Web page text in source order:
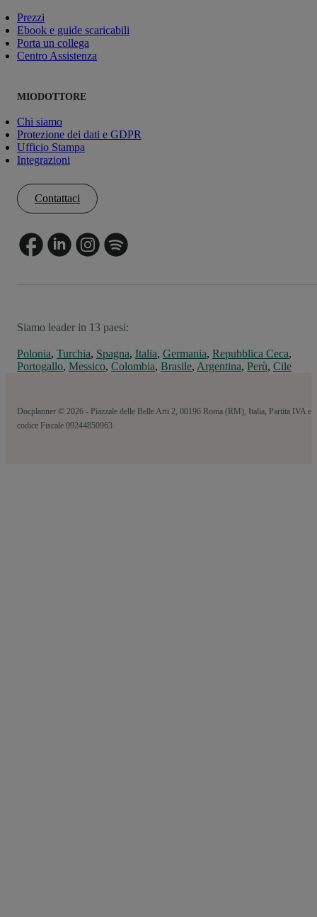
Prezzi
Ebook e guide scaricabili
Porta un collega
Centro Assistenza
MIODOTTORE
Chi siamo
Protezione dei dati e GDPR
Ufficio Stampa
Integrazioni
Contattaci
Siamo leader in 13 paesi:
Polonia, Turchia, Spagna, Italia, Germania, Repubblica Ceca,
Portogallo, Messico, Colombia, Brasile, Argentina, Perù, Cile
Docplanner © 2026 - Piazzale delle Belle Arti 2, 00196 Roma (RM), Italia, Partita IVA e
codice Fiscale 09244850963